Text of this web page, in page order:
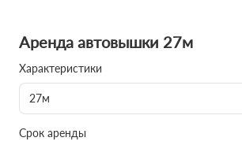
Аренда автовышки 27м
Характеристики
27м
Срок аренды